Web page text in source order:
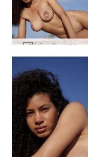
टेटी प्रतिमा #33